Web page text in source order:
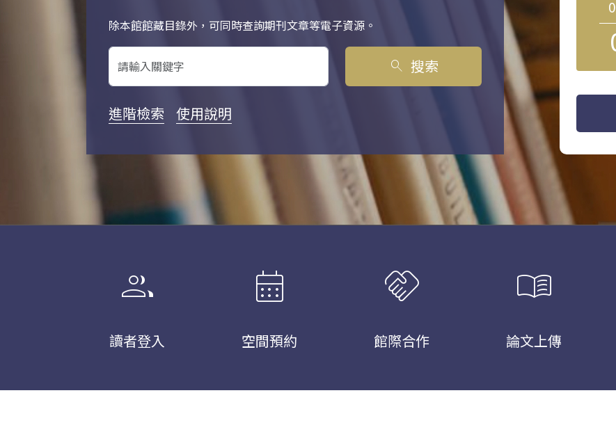
除本館館藏目錄外，可同時查詢期刊文章等電子資源。
關鍵字搜尋
search 搜索
進階檢索 使用說明
group
讀者登入
calendar_month
空間預約
handshake
館際合作
menu_book
論文上傳